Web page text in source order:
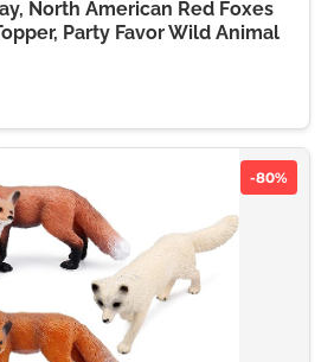
North American Red Foxes
Party Favor Wild Animal
-80%